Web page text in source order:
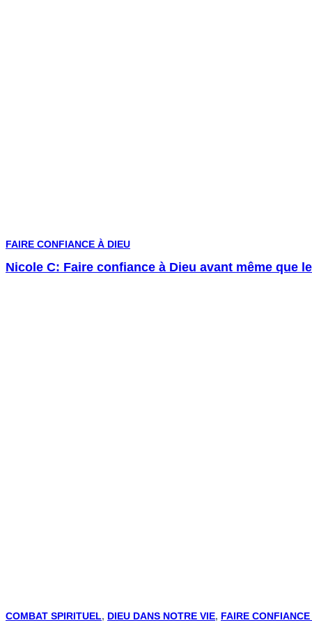
FAIRE CONFIANCE À DIEU
Nicole C: Faire confiance à Dieu avant même que
COMBAT SPIRITUEL, DIEU DANS NOTRE VIE, FAIRE